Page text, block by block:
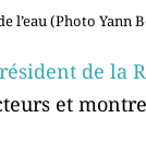
l’eau (Photo Yann
de la
et